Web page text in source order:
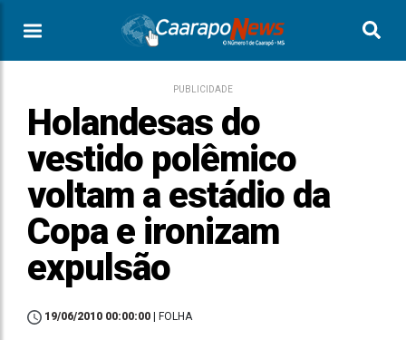
PUBLICIDADE
Holandesas do
vestido polêmico
voltam a estádio da
Copa e ironizam
expulsão
19/06/2010 00:00:00 | FOLHA